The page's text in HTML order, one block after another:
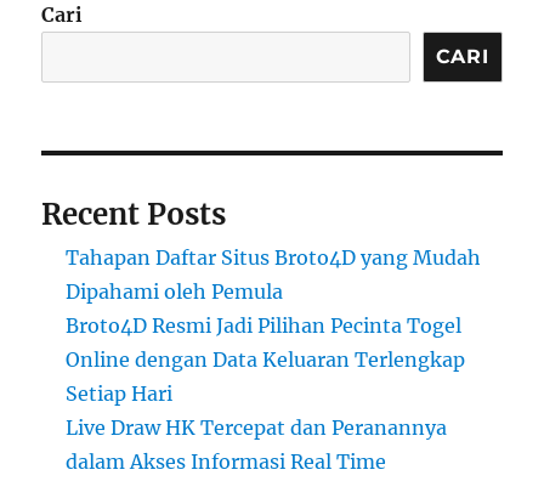
Cari
CARI
Recent Posts
Tahapan Daftar Situs Broto4D yang Mudah
Dipahami oleh Pemula
Broto4D Resmi Jadi Pilihan Pecinta Togel
Online dengan Data Keluaran Terlengkap
Setiap Hari
Live Draw HK Tercepat dan Peranannya
dalam Akses Informasi Real Time